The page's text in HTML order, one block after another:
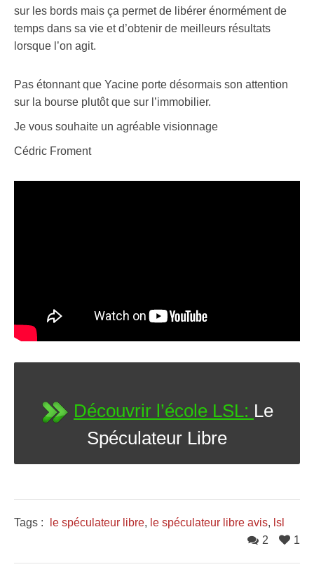
sur les bords mais ça permet de libérer énormément de
temps dans sa vie et d’obtenir de meilleurs résultats
lorsque l’on agit.
Pas étonnant que Yacine porte désormais son attention
sur la bourse plutôt que sur l’immobilier.
Je vous souhaite un agréable visionnage
Cédric Froment
Découvrir l’école LSL: Le
Spéculateur Libre
Tags : le spéculateur libre, le spéculateur libre avis, lsl
1
2